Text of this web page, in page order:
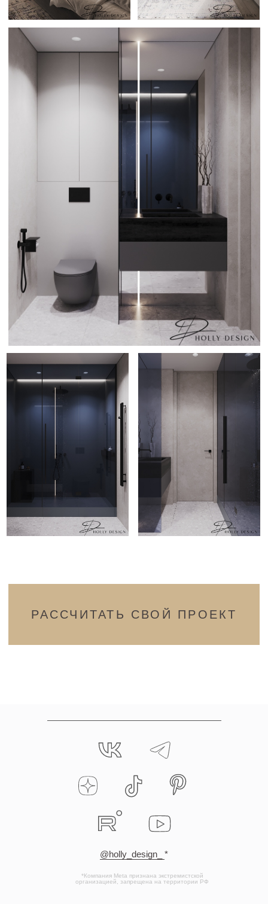
*Компания Meta признана экстремистской
организацией, запрещена на территории РФ
@holly_design_ *